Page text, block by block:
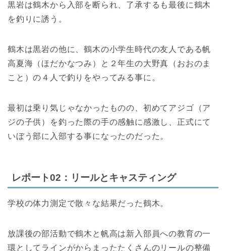
黒岩は鶴木から入部を断られ、了承するも最後に鶴木
を釣りに誘う。
鶴木は黒岩の他に、鶴木の小学生時代の友人である帆
高夏海（ほだかなつみ）と２年生の大野真（おおのま
こと）の４人で釣りをやってみる事に。
最初は乗り気じゃなかったものの、初めてアジゴ（ア
ジの子供）を釣った際の手の感触に感激し、正式にて
いぼう部に入部する事になったのだった。
レポート02：リールとキャスティング
学校の体力測定で散々な結果だった鶴木。
放課後の部活動で鶴木と帆高は新入部員への教育の一
環としてラインがからまったたくさんのリールの整備